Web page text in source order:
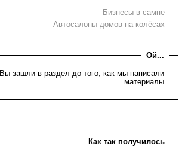
Бизнесы в сампе
Автосалоны домов на колёсах
Ой...
Вы зашли в раздел до того, как мы написали
материалы
Как так получилось